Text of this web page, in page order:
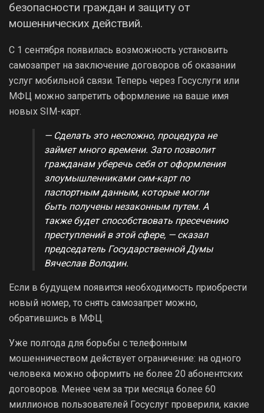
безопасности граждан и защиту от
мошеннических действий.
С 1 сентября появилась возможность установить
самозапрет на заключение договоров об оказании
услуг мобильной связи. Теперь через Госуслуги или
МФЦ можно запретить оформление на ваше имя
новых SIM-карт.
— Сделать это несложно, процедура не
займет много времени. Зато позволит
гражданам уберечь себя от оформления
злоумышленниками сим-карт по
паспортным данным, которые могли
быть получены незаконным путем. А
также будет способствовать пресечению
преступлений в этой сфере, — сказал
председатель Государственной Думы
Вячеслав Володин.
Если в будущем появится необходимость приобрести
новый номер, то снять самозапрет можно,
обратившись в МФЦ.
Уже полгода для борьбы с телефонным
мошенничеством действует ограничение: на одного
человека можно оформить не более 20 абонентских
договоров. Менее чем за три месяца более 60
миллионов пользователей Госуслуг проверили, какие